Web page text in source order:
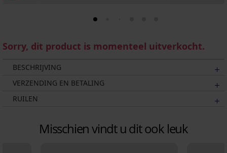
Sorry, dit product is momenteel uitverkocht.
BESCHRIJVING
VERZENDING EN BETALING
RUILEN
Misschien vindt u dit ook leuk